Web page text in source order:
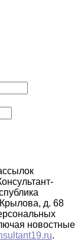
Крылова, д. 68
новостные
.